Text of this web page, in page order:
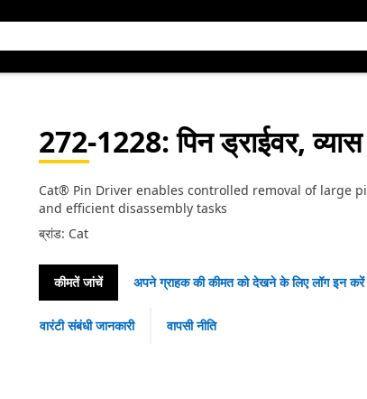
272-1228: पिन ड्राईवर,
Cat® Pin Driver enables controlled removal of large
and efficient disassembly tasks
ब्रांड: Cat
कीमतें जांचें अपने ग्राहक की कीमत को देखने के लिए लॉग इन करें
वारंटी संबंधी जानकारी वापसी नीति